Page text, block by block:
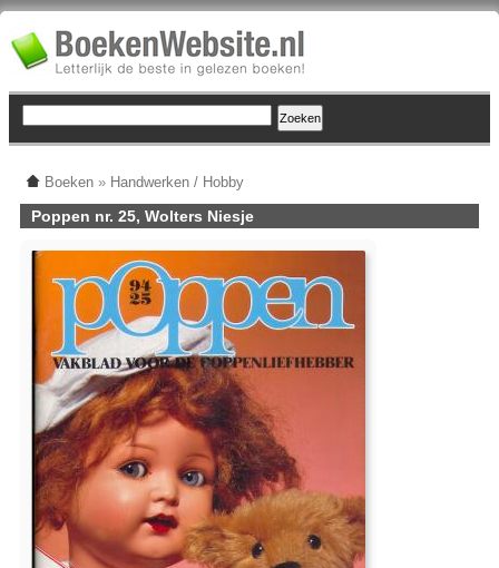
Boeken » Handwerken / Hobby
Poppen nr. 25, Wolters Niesje